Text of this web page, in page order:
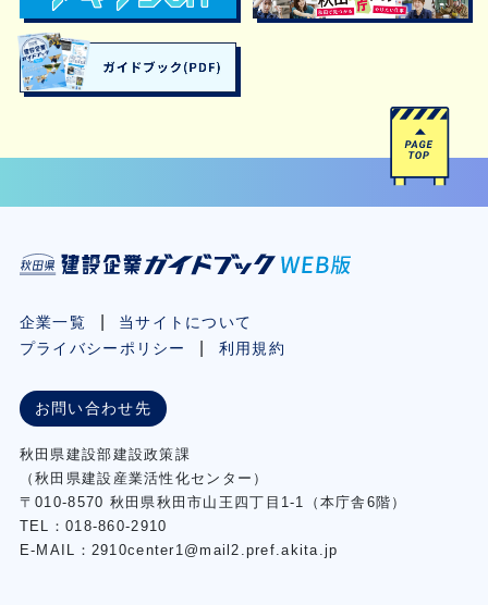
企業一覧
当サイトについて
プライバシーポリシー
利用規約
お問い合わせ先
秋⽥県建設部建設政策課
（秋⽥県建設産業活性化センター）
〒010-8570 秋田県秋田市⼭王四丁⽬1-1（本庁舎6階）
TEL：018-860-2910
E-MAIL：2910center1@mail2.pref.akita.jp